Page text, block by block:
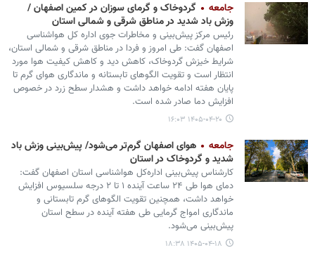
جامعه
گردوخاک و گرمای سوزان در کمین اصفهان /
وزش باد شدید در مناطق شرقی و شمالی استان
رئیس مرکز پیش‌بینی و مخاطرات جوی اداره کل هواشناسی
اصفهان گفت: طی امروز و فردا در مناطق شرقی و شمالی استان،
شرایط خیزش گردوخاک، کاهش دید و کاهش کیفیت هوا مورد
انتظار است و تقویت الگوهای تابستانه و ماندگاری هوای گرم تا
پایان هفته ادامه خواهد داشت و هشدار سطح زرد در خصوص
افزایش دما صادر شده است.
۱۴۰۵-۰۴-۲۰ ۱۶:۰۳
جامعه
هوای اصفهان گرم‌تر می‌شود/ پیش‌بینی وزش باد
شدید و گردوخاک در استان
کارشناس پیش‌بینی اداره‌کل هواشناسی استان اصفهان گفت:
دمای هوا طی ۲۴ ساعت آینده ۱ تا ۲ درجه سلسیوس افزایش
خواهد داشت، همچنین تقویت الگوهای گرم تابستانی و
ماندگاری امواج گرمایی طی هفته آینده در سطح استان
پیش‌بینی می‌شود.
۱۴۰۵-۰۴-۱۸ ۱۸:۳۸